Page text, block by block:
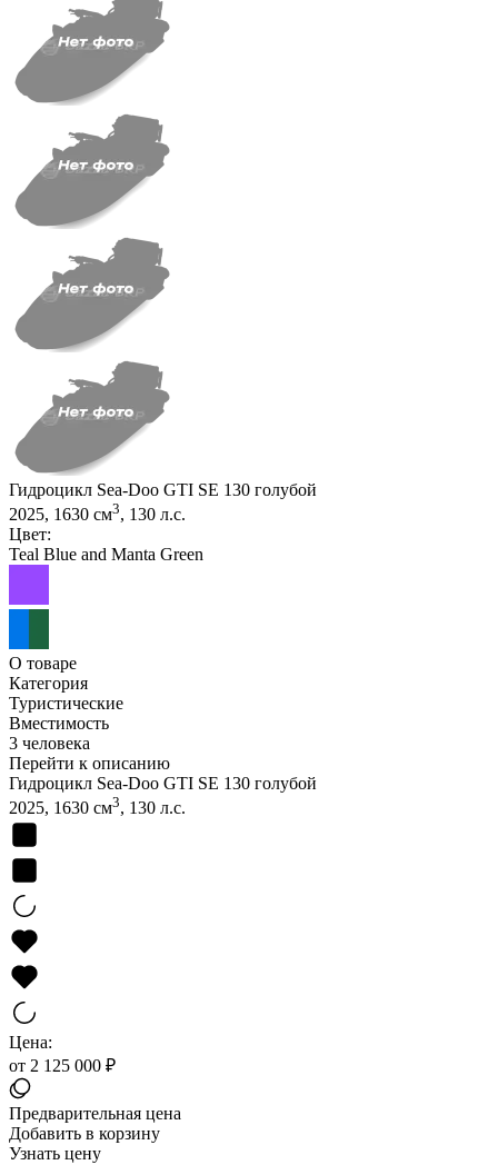
Гидроцикл Sea-Doo GTI SE 130 голубой
2025, 1630 см3, 130 л.с.
Цвет:
Teal Blue and Manta Green
О товаре
Категория
Туристические
Вместимость
3 человека
Перейти к описанию
Гидроцикл Sea-Doo GTI SE 130 голубой
2025, 1630 см3, 130 л.с.
Цена:
от 2 125 000 ₽
Предварительная цена
Добавить в корзину
Узнать цену